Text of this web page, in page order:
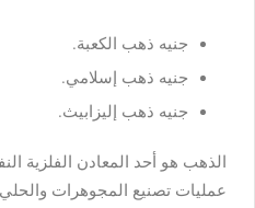
جنيه ذهب الكعبة.
جنيه ذهب إسلامي.
جنيه ذهب إليزابيث.
الذهب هو أحد المعادن الفلزية
عمليات تصنيع المجوهرات